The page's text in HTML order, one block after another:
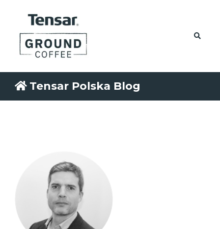
Tensar Polska Blog